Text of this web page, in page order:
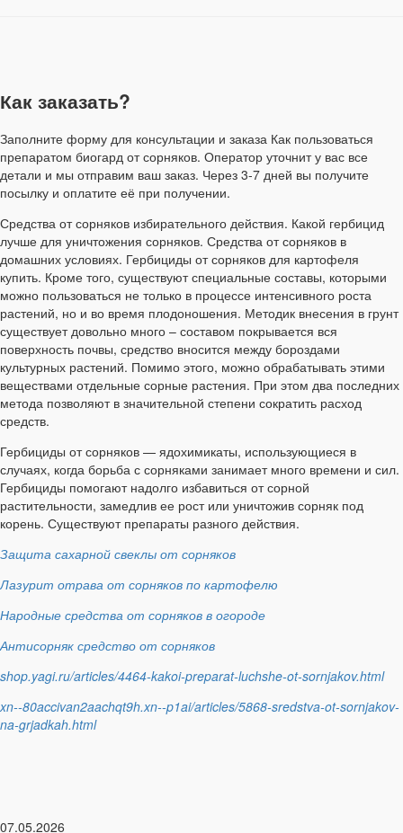
Как заказать?
Заполните форму для консультации и заказа Как пользоваться
препаратом биогард от сорняков. Оператор уточнит у вас все
детали и мы отправим ваш заказ. Через 3-7 дней вы получите
посылку и оплатите её при получении.
Средства от сорняков избирательного действия. Какой гербицид
лучше для уничтожения сорняков. Средства от сорняков в
домашних условиях. Гербициды от сорняков для картофеля
купить. Кроме того, существуют специальные составы, которыми
можно пользоваться не только в процессе интенсивного роста
растений, но и во время плодоношения. Методик внесения в грунт
существует довольно много – составом покрывается вся
поверхность почвы, средство вносится между бороздами
культурных растений. Помимо этого, можно обрабатывать этими
веществами отдельные сорные растения. При этом два последних
метода позволяют в значительной степени сократить расход
средств.
Гербициды от сорняков — ядохимикаты, использующиеся в
случаях, когда борьба с сорняками занимает много времени и сил.
Гербициды помогают надолго избавиться от сорной
растительности, замедлив ее рост или уничтожив сорняк под
корень. Существуют препараты разного действия.
Защита сахарной свеклы от сорняков
Лазурит отрава от сорняков по картофелю
Народные средства от сорняков в огороде
Антисорняк средство от сорняков
shop.yagi.ru/articles/4464-kakoi-preparat-luchshe-ot-sornjakov.html
xn--80accivan2aachqt9h.xn--p1ai/articles/5868-sredstva-ot-sornjakov-
na-grjadkah.html
07.05.2026